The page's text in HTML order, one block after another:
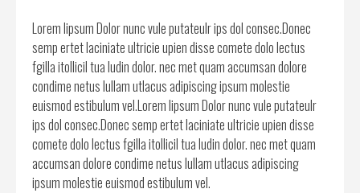
Lorem lipsum Dolor nunc vule putateulr ips dol consec.Donec
semp ertet laciniate ultricie upien disse comete dolo lectus
fgilla itollicil tua ludin dolor. nec met quam accumsan dolore
condime netus lullam utlacus adipiscing ipsum molestie
euismod estibulum vel.Lorem lipsum Dolor nunc vule putateulr
ips dol consec.Donec semp ertet laciniate ultricie upien disse
comete dolo lectus fgilla itollicil tua ludin dolor. nec met quam
accumsan dolore condime netus lullam utlacus adipiscing
ipsum molestie euismod estibulum vel.